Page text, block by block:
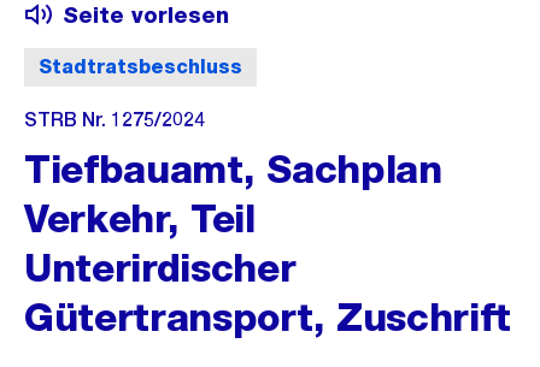
Stadtratsbeschluss
Seite vorlesen
STRB Nr. 1275/2024
Tiefbauamt, Sachplan
Verkehr, Teil
Unterirdischer
Gütertransport, Zuschrift